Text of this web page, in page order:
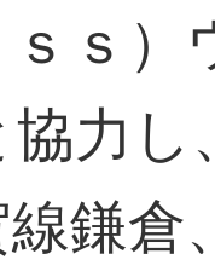
ｓ）
力
鎌倉